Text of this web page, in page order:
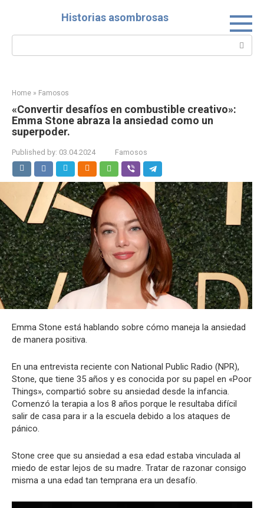
Historias asombrosas
Search:
Home » Famosos
«Convertir desafíos en combustible creativo»:
Emma Stone abraza la ansiedad como un
superpoder.
Published by: 03.04.2024 Famosos
Emma Stone está hablando sobre cómo maneja la ansiedad
de manera positiva.
En una entrevista reciente con National Public Radio (NPR),
Stone, que tiene 35 años y es conocida por su papel en «Poor
Things», compartió sobre su ansiedad desde la infancia.
Comenzó la terapia a los 8 años porque le resultaba difícil
salir de casa para ir a la escuela debido a los ataques de
pánico.
Stone cree que su ansiedad a esa edad estaba vinculada al
miedo de estar lejos de su madre. Tratar de razonar consigo
misma a una edad tan temprana era un desafío.